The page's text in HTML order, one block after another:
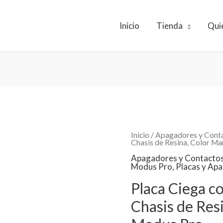
Inicio Tienda
Inicio /Apagadores y
Chasis de Resina, Color
Apagadores y
Modus Pro, Placas y
Placa Ciega
Chasis de